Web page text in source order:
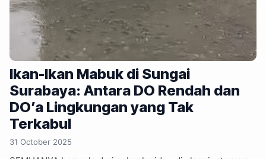
Ikan-Ikan Mabuk di Sungai
Surabaya: Antara DO Rendah dan
DO’a Lingkungan yang Tak
Terkabul
31 October 2025